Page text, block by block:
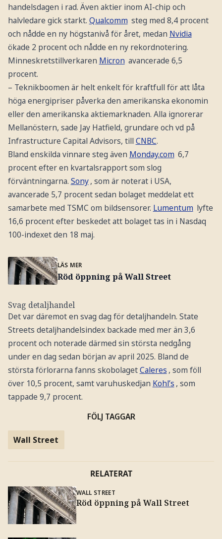
handelsdagen i rad. Även aktier inom AI-chip och
halvledare gick starkt. Qualcomm steg med 8,4 procent
och nådde en ny högstanivå för året, medan Nvidia
ökade 2 procent och nådde en ny rekordnotering.
Minneskretstillverkaren Micron avancerade 6,5
procent.
– Teknikboomen är helt enkelt för kraftfull för att låta
höga energipriser påverka den amerikanska ekonomin
eller den amerikanska aktiemarknaden. Alla ignorerar
Mellanöstern, sade Jay Hatfield, grundare och vd på
Infrastructure Capital Advisors, till CNBC.
Bland enskilda vinnare steg även Monday.com 6,7
procent efter en kvartalsrapport som slog
förväntningarna. Sony , som är noterat i USA,
avancerade 5,7 procent sedan bolaget meddelat ett
samarbete med TSMC om bildsensorer. Lumentum lyfte
16,6 procent efter beskedet att bolaget tas in i Nasdaq
100-indexet den 18 maj.
LÄS MER
Röd öppning på Wall Street
Svag detaljhandel
Det var däremot en svag dag för detaljhandeln. State
Streets detaljhandelsindex backade med mer än 3,6
procent och noterade därmed sin största nedgång
under en dag sedan början av april 2025. Bland de
största förlorarna fanns skobolagetCaleres , som föll
över 10,5 procent, samt varuhuskedjan Kohl’s , som
tappade 9,7 procent.
FÖLJ TAGGAR
Wall Street
RELATERAT
WALL STREET
Röd öppning på Wall Street